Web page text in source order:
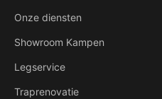
Onze diensten
Showroom Kampen
Legservice
Traprenovatie